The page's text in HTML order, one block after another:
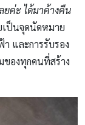
ยค่ะ ได้มาค้างคืน
ป็นจุดนัดหมาย
และการรับรอง
ของทุกคนที่สร้าง